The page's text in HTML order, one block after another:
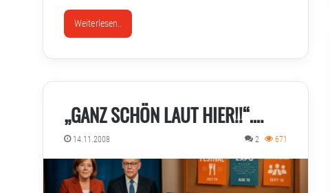
Weiterlesen..
„GANZ SCHÖN LAUT HIER!!“….
14.11.2008 2 671